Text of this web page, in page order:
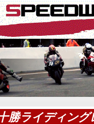
勝ライディン